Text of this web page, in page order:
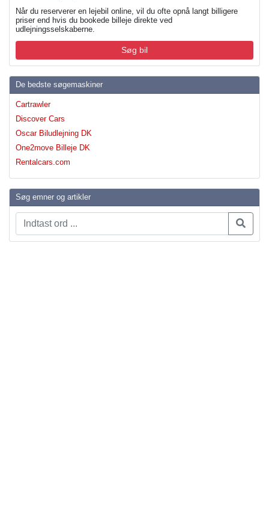
Når du reserverer en lejebil online, vil du ofte opnå langt billigere
priser end hvis du bookede billeje direkte ved
udlejningsselskaberne.
Søg bil
De bedste søgemaskiner
Cartrawler
Discover Cars
Oscar Biludlejning DK
One2move Billeje DK
Rentalcars.com
Søg emner og artikler